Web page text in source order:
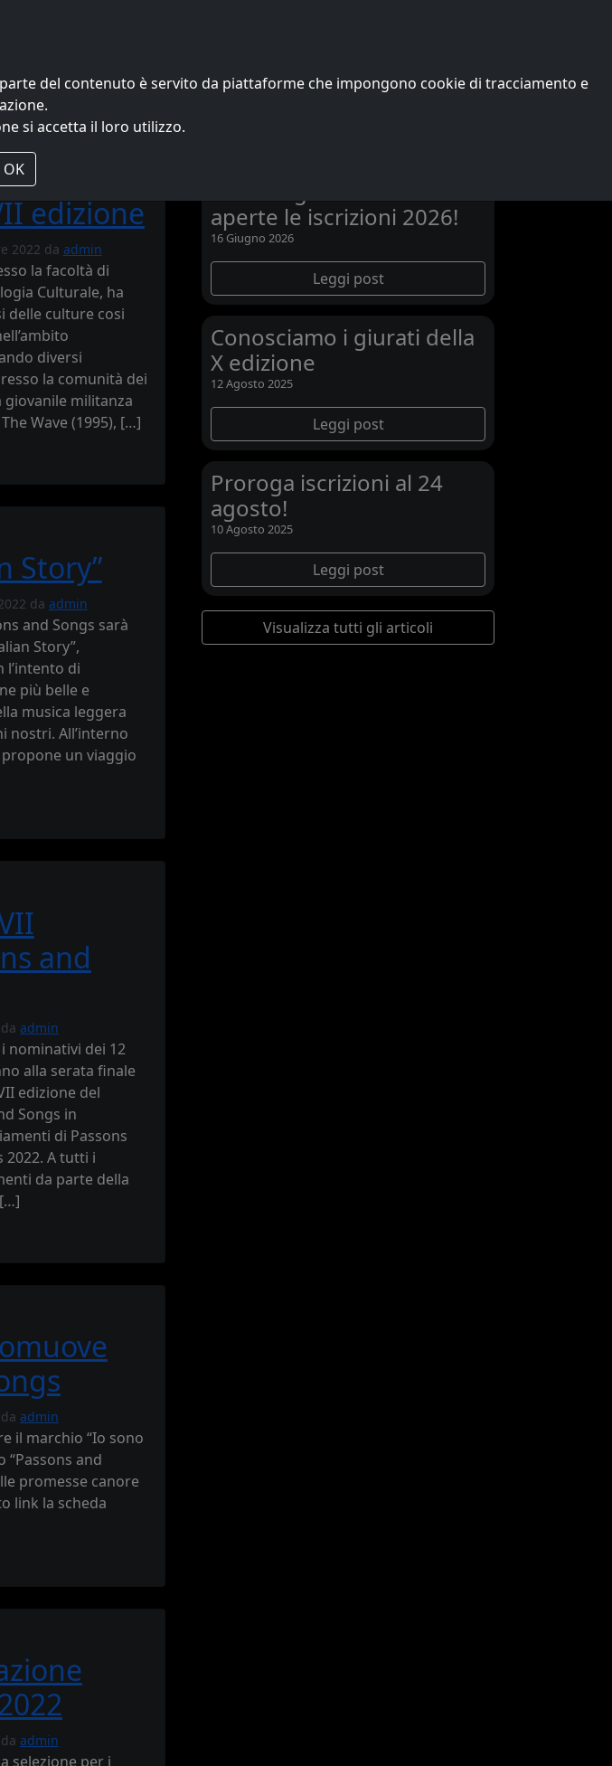
del contenuto è servito da piattaforme che impongono cookie di tracciamento e
si accetta il loro utilizzo.
OK
edizione
2022 da admin
la facoltà di
Culturale, ha
delle culture cosi
diversi
la comunità dei
giovanile militanza
Wave (1995), […]
Story”
da admin
and Songs sarà
Story”,
l’intento di
più belle e
musica leggera
nostri. All’interno
un viaggio
and
da admin
nominativi dei 12
alla serata finale
edizione del
Songs in
di Passons
2022. A tutti i
da parte della
da admin
il marchio “Io sono
“Passons and
promesse canore
link la scheda
da admin
selezione per i
aperte le iscrizioni 2026!
16 Giugno 2026
Leggi post
Conosciamo i giurati della
X edizione
12 Agosto 2025
Leggi post
Proroga iscrizioni al 24
agosto!
10 Agosto 2025
Leggi post
Visualizza tutti gli articoli